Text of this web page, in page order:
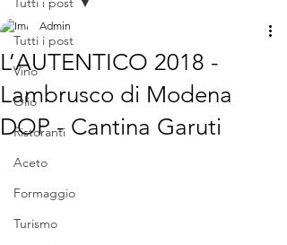
Tutti i post
Vino
Olio
Ristoranti
Aceto
Formaggio
Turismo
L’AUTENTICO 2018 -
Lambrusco di Modena
DOP - Cantina Garuti
Admin